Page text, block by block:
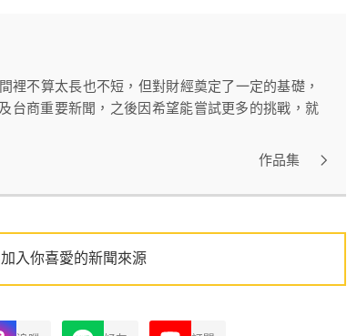
裡不算太長也不短，但對財經奠定了一定的基礎，
台商重要新聞，之後因希望能嘗試更多的挑戰，就
作品集
入你喜愛的新聞來源